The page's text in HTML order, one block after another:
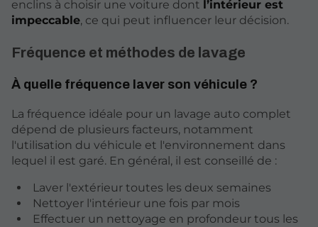
enclins à choisir une voiture dont l’intérieur est
impeccable, ce qui peut influencer leur décision.
Fréquence et méthodes de lavage
À quelle fréquence laver son véhicule ?
La fréquence idéale pour un lavage auto complet
dépend de plusieurs facteurs, notamment
l'utilisation du véhicule et l'environnement dans
lequel il est garé. En général, il est conseillé de :
Laver l'extérieur toutes les deux semaines
Nettoyer l'intérieur une fois par mois
Effectuer un nettoyage en profondeur tous les